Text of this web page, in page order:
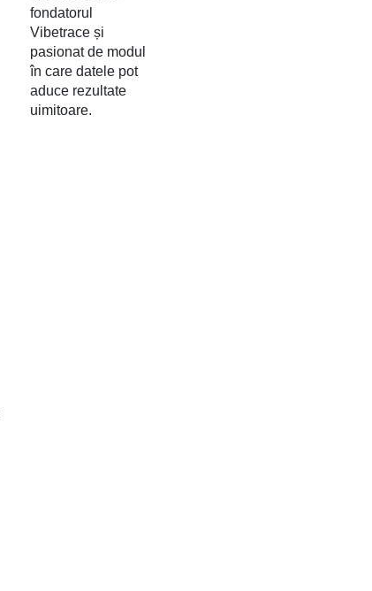
fondatorul
Vibetrace și
pasionat de modul
în care datele pot
aduce rezultate
uimitoare.